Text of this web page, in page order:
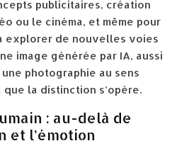
publicitaires, création
ou le cinéma, et même pour
explorer de nouvelles voies
image générée par IA, aussi
photographie au sens
que la distinction s’opère.
: au-delà de
et l’émotion